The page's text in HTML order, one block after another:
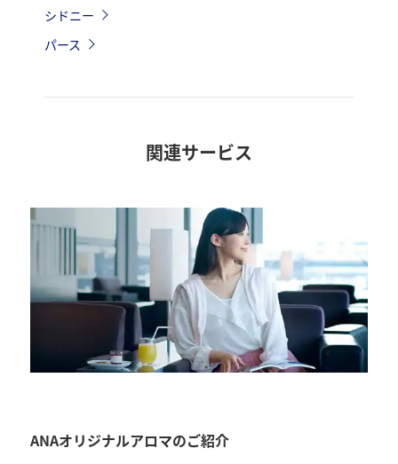
シドニー
パース
関連サービス
ANAオリジナルアロマのご紹介